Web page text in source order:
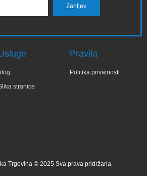
stranice
Pravila
Politika privatnosti
Trgovina © 2025 Sva prava pridržana.
✕